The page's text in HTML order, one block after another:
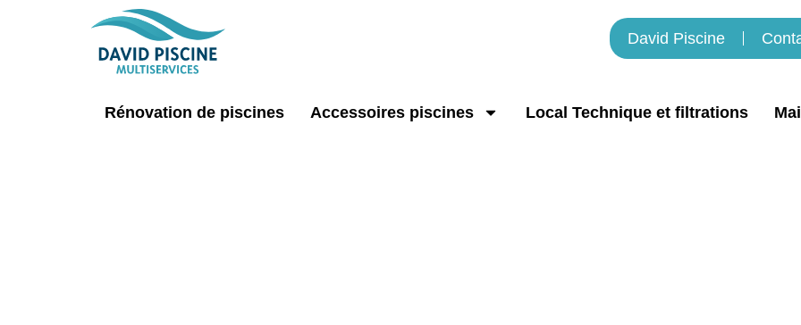
David Piscine
Rénovation de piscines Accessoires piscines Local Technique et filtrations